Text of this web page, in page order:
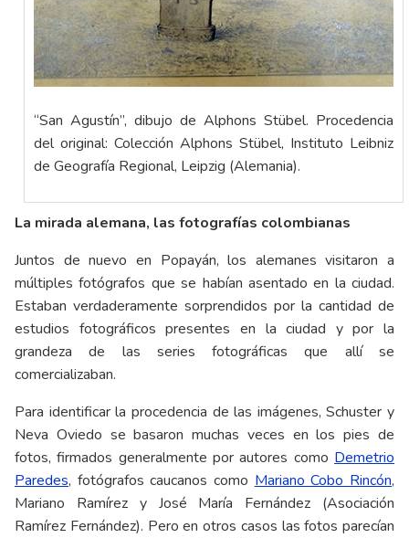
“San Agustín”, dibujo de Alphons Stübel. Procedencia
del original: Colección Alphons Stübel, Instituto Leibniz
de Geografía Regional, Leipzig (Alemania).
La mirada alemana, las fotografías colombianas
Juntos de nuevo en Popayán, los alemanes visitaron a
múltiples fotógrafos que se habían asentado en la ciudad.
Estaban verdaderamente sorprendidos por la cantidad de
estudios fotográficos presentes en la ciudad y por la
grandeza de las series fotográficas que allí se
comercializaban.
Para identificar la procedencia de las imágenes, Schuster y
Neva Oviedo se basaron muchas veces en los pies de
fotos, firmados generalmente por autores como Demetrio
Paredes, fotógrafos caucanos como Mariano Cobo Rincón,
Mariano Ramírez y José María Fernández (Asociación
Ramírez Fernández). Pero en otros casos las fotos parecían